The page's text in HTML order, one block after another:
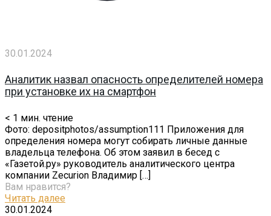
30.01.2024
Аналитик назвал опасность определителей номера
при установке их на смартфон
< 1 мин. чтение
Фото: depositphotos/assumption111 Приложения для
определения номера могут собирать личные данные
владельца телефона. Об этом заявил в бесед с
«Газетой.ру» руководитель аналитического центра
компании Zecurion Владимир […]
Вам нравится?
Читать далее
30.01.2024